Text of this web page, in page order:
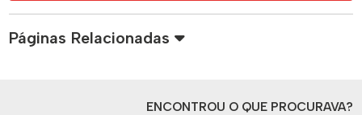
Páginas Relacionadas
ENCONTROU O QUE PROCURAVA?